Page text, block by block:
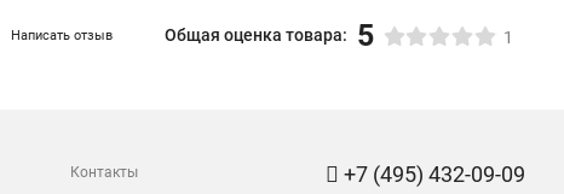
Написать отзыв Общая оценка товара: 5 1
Контакты +7 (495) 432-09-09